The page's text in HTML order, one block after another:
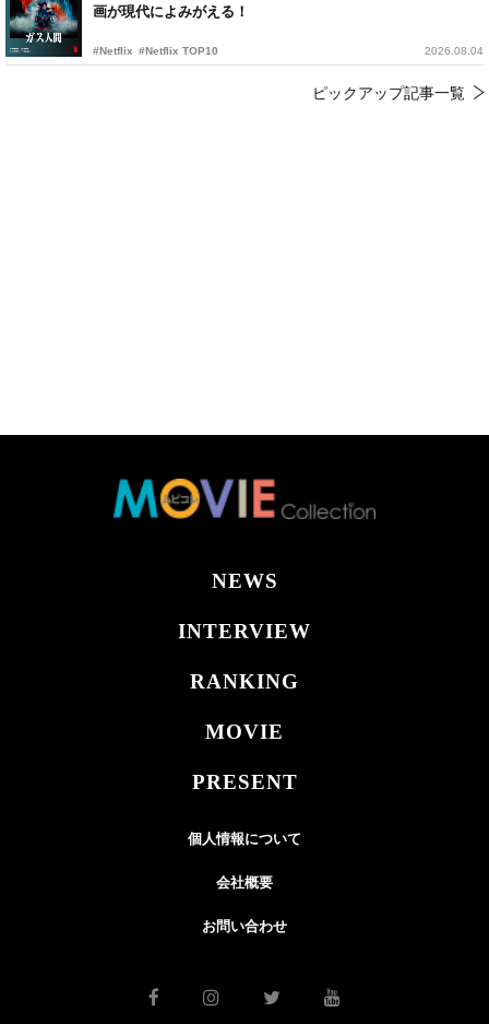
画が現代によみがえる！
#Netflix #Netflix TOP10 2026.08.04
ピックアップ記事一覧
NEWS
INTERVIEW
RANKING
MOVIE
PRESENT
個人情報について
会社概要
お問い合わせ